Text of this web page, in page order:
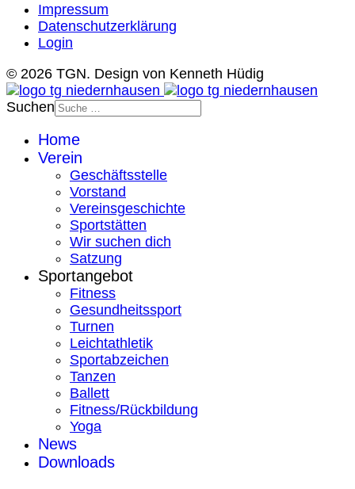
Impressum
Datenschutzerklärung
Login
© 2026 TGN. Design von Kenneth Hüdig
Suchen
Home
Verein
Geschäftsstelle
Vorstand
Vereinsgeschichte
Sportstätten
Wir suchen dich
Satzung
Sportangebot
Fitness
Gesundheitssport
Turnen
Leichtathletik
Sportabzeichen
Tanzen
Ballett
Fitness/Rückbildung
Yoga
News
Downloads